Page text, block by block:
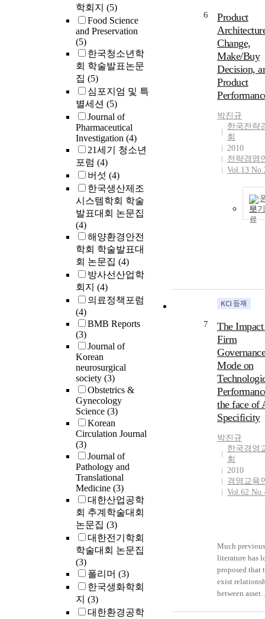
학회지 (5)
Food Science
and Preservation
(5)
한국청소년학
회 학술발표논문
집 (5)
심포지엄 및 특
별세션 (5)
Journal of
Pharmaceutical
Investigation (4)
21세기 청소년
포럼 (4)
버섯 (4)
한국생산제조
시스템학회 학술
발표대회 논문집
(4)
해양환경안전
학회 학술발표대
회 논문집 (4)
방사선산업학
회지 (4)
의료정책포럼
(4)
BMB Reports
(3)
Journal of
Korean
neurosurgical
society (3)
Obstetrics &
Gynecology
Science (3)
Korean
Circulation Journal
(3)
Journal of
Pathology and
Translational
Medicine (3)
대한산업공학
회 추계학술대회
논문집 (3)
대한전기학회
학술대회 논문집
(3)
폴리머 (3)
한국생화학회
지 (3)
대한환경공학
6
Product
Change,
Make/Buy
Decision,
Product
박진규
한국전략
회
2010
전략경영
Vol.13
보기
7
The
Firm
Governance
Mode on
the face of
Specificity
박진규
한국경영
회
2010
경영교육
Vol.62
Much previous
literature has
proposed that
exist
between asset